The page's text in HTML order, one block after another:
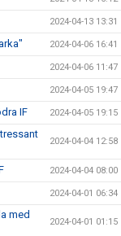
2024-04-13 13:31
2024-04-06 16:41
2024-04-06 11:47
2024-04-05 19:47
IF 2024-04-05 19:15
2024-04-04 12:58
2024-04-04 08:00
2024-04-01 06:34
med
2024-04-01 01:15